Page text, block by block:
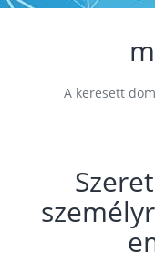
A keresett